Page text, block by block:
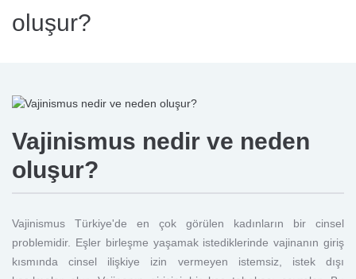
oluşur?
Vajinismus nedir ve neden
oluşur?
Vajinismus Türkiye'de en çok görülen kadınların bir cinsel
problemidir. Eşler birleşme yaşamak istediklerinde vajinanın giriş
kısmında cinsel ilişkiye izin vermeyen istemsiz, istek dışı